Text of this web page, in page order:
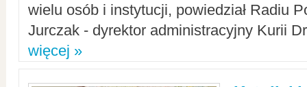
wielu osób i instytucji, powiedział Radiu
Jurczak - dyrektor administracyjny Kurii
więcej »